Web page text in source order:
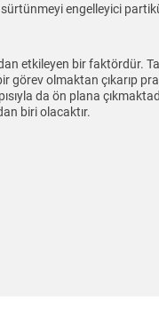
engelleyici
etkileyen bir faktördür.
görev olmaktan çıkarıp
da ön plana
biri olacaktır.